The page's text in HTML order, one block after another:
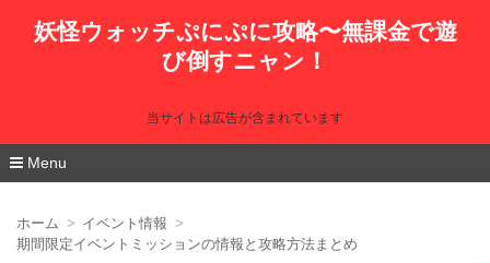
妖怪ウォッチぷにぷに攻略〜無課金で遊
び倒すニャン！
当サイトは広告が含まれています
Menu
ホーム
イベント情報
期間限定イベントミッションの情報と攻略方法まとめ